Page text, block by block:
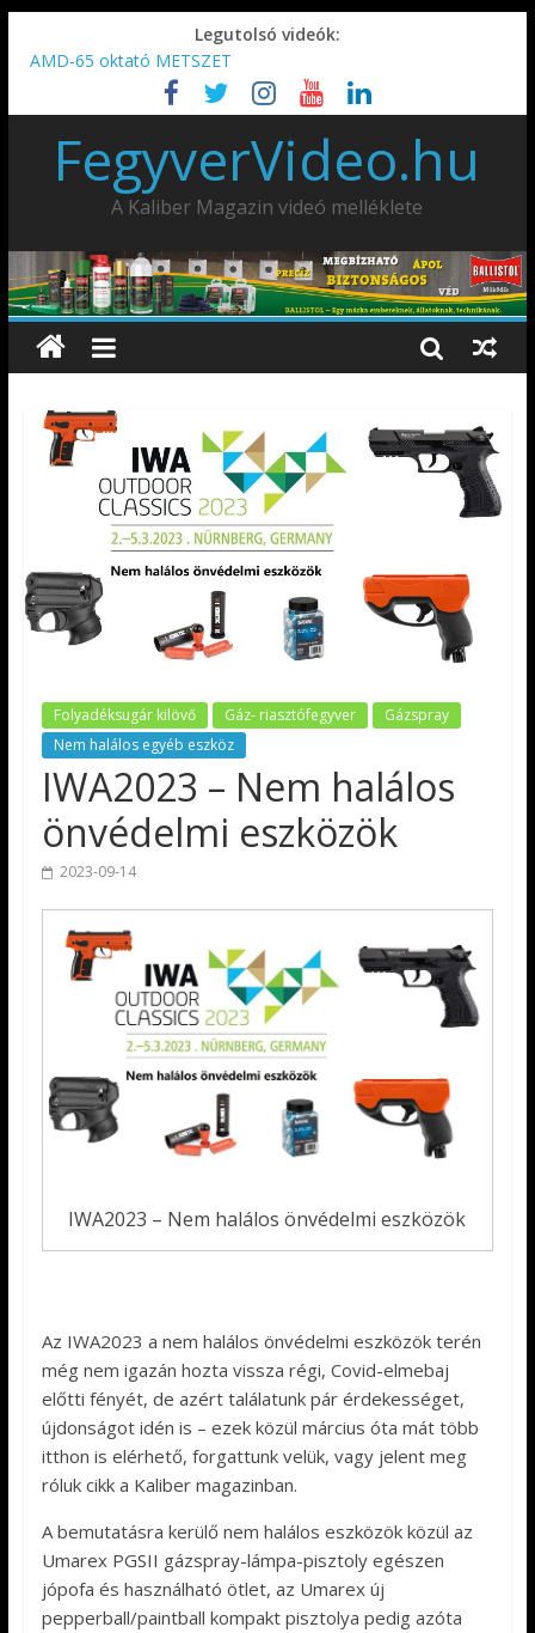
Legutolsó videók:
AMD-65 oktató METSZET
Umarex TPX50 .50 paintball/pepperball/traumatikus marker
IDÉN IS INDUL: Fegyvertervező- és gyártó szakmérnöki,
illetve szakspecialista képzés!!!
IWA2026 – Puskák 1. rész
Ardesa Patriot “FAPADOS” .45 elöltöltő perkussziós pisztoly
FegyverVideo.hu
A Kaliber Magazin videó melléklete
Folyadéksugár kilövő Gáz- riasztófegyver
Gázspray
Nem halálos egyéb eszköz
IWA2023 – Nem halálos
önvédelmi eszközök
2023-09-14
IWA2023 – Nem halálos önvédelmi eszközök
Az IWA2023 a nem halálos önvédelmi eszközök terén
még nem igazán hozta vissza régi, Covid-elmebaj
előtti fényét, de azért találatunk pár érdekességet,
újdonságot idén is – ezek közül március óta mát több
itthon is elérhető, forgattunk velük, vagy jelent meg
róluk cikk a Kaliber magazinban.
A bemutatásra kerülő nem halálos eszközök közül az
Umarex PGSII gázspray-lámpa-pisztoly egészen
jópofa és használható ötlet, az Umarex új
pepperball/paintball kompakt pisztolya pedig azóta